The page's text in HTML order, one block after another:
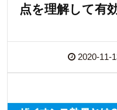
点を理解して有
2020-11-